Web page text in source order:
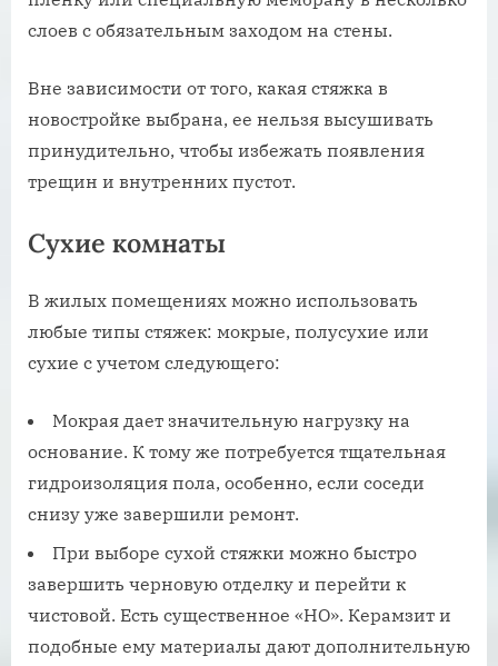
слоев с обязательным заходом на стены.
Вне зависимости от того, какая стяжка в
новостройке выбрана, ее нельзя высушивать
принудительно, чтобы избежать появления
трещин и внутренних пустот.
Сухие комнаты
В жилых помещениях можно использовать
любые типы стяжек: мокрые, полусухие или
сухие с учетом следующего:
Мокрая дает значительную нагрузку на
основание. К тому же потребуется тщательная
гидроизоляция пола, особенно, если соседи
снизу уже завершили ремонт.
При выборе сухой стяжки можно быстро
завершить черновую отделку и перейти к
чистовой. Есть существенное «НО». Керамзит и
подобные ему материалы дают дополнительную